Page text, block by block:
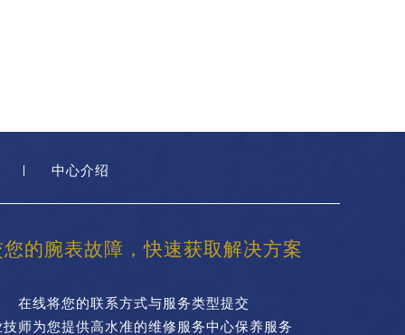
中心介绍
的腕表故障，快速获取解决方案
在线将您的联系方式与服务类型提交
技师为您提供高水准的维修服务中心保养服务